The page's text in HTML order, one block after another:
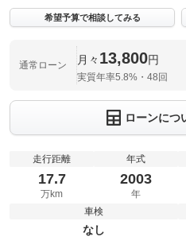
希望予算で相談してみる
通常ローン 月々 13,800円
実質年率5.8%・48回
ローンにつ
走行距離
17.7
万km
年式
2003
年
車検
なし